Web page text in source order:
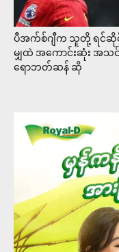
ပီအက်စ်ဂျီက သူတို့ ရင်ဆို
မျှထဲ အကောင်းဆုံး အသ
ရောဘတ်ဆန် ဆို